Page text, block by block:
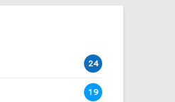
24
19